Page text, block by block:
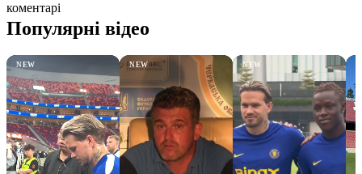
коментарі